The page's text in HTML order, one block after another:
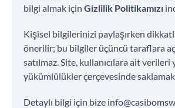
bilgi almak için Gizlilik Politikamızı
Kişisel bilgilerinizi paylaşırken
önerilir; bu bilgiler üçüncü taraflara
satılmaz. Site, kullanıcılara ait verileri
yükümlülükler çerçevesinde
Detaylı bilgi için bize